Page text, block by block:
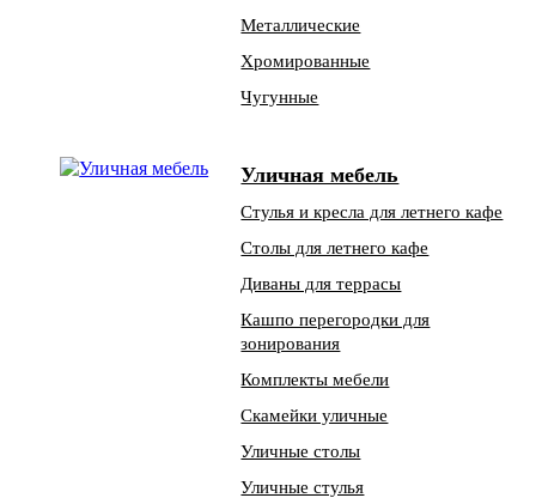
Металлические
Хромированные
Чугунные
Уличная мебель
Стулья и кресла для летнего кафе
Столы для летнего кафе
Диваны для террасы
Кашпо перегородки для
зонирования
Комплекты мебели
Скамейки уличные
Уличные столы
Уличные стулья